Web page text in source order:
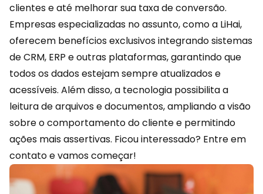
clientes e até melhorar sua taxa de conversão.
Empresas especializadas no assunto, como a LiHai,
oferecem benefícios exclusivos integrando sistemas
de CRM, ERP e outras plataformas, garantindo que
todos os dados estejam sempre atualizados e
acessíveis. Além disso, a tecnologia possibilita a
leitura de arquivos e documentos, ampliando a visão
sobre o comportamento do cliente e permitindo
ações mais assertivas. Ficou interessado? Entre em
contatoe vamos começar!